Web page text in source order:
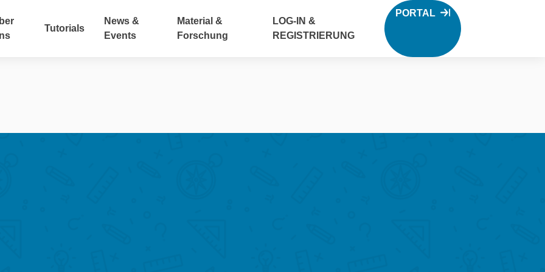
Tutorials
News &
Events
Material &
Forschung
LOG-IN &
REGISTRIERUNG
PORTAL